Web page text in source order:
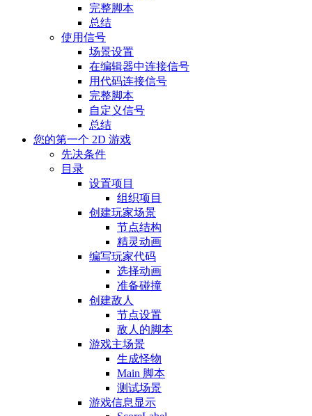
完整脚本
总结
使用信号
场景设置
在编辑器中连接信号
用代码连接信号
完整脚本
自定义信号
总结
您的第一个 2D 游戏
先决条件
目录
设置项目
组织项目
创建玩家场景
节点结构
精灵动画
编写玩家代码
选择动画
准备碰撞
创建敌人
节点设置
敌人的脚本
游戏主场景
生成怪物
Main 脚本
测试场景
游戏信息显示